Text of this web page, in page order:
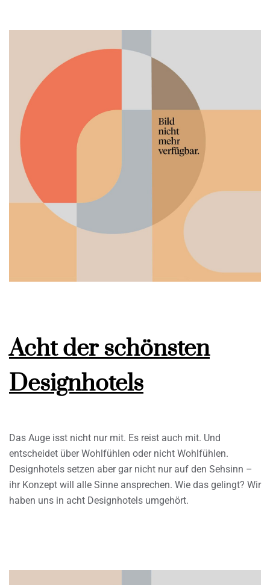
Acht der schönsten
Designhotels
Das Auge isst nicht nur mit. Es reist auch mit. Und
entscheidet über Wohlfühlen oder nicht Wohlfühlen.
Designhotels setzen aber gar nicht nur auf den Sehsinn –
ihr Konzept will alle Sinne ansprechen. Wie das gelingt? Wir
haben uns in acht Designhotels umgehört.